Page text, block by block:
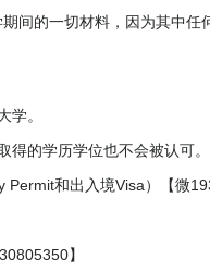
间的一切材料，因为其中
学。
的学历学位也不会被认可
和出入境Visa）【微
】